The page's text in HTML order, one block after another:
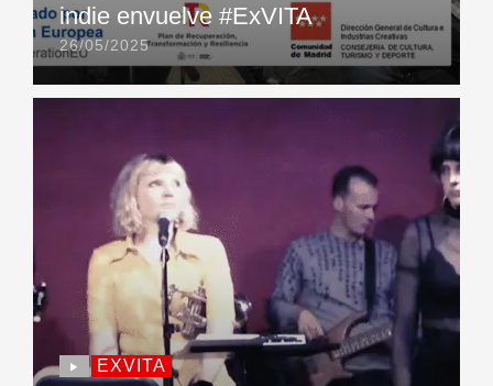
indie envuelve #ExVITA
26/05/2025
EXVITA